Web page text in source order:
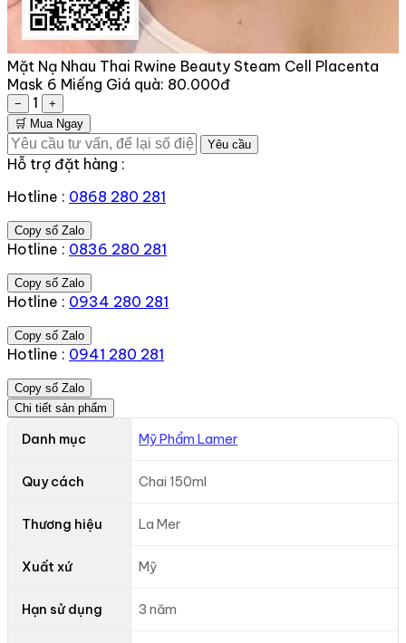
Mặt Nạ Nhau Thai Rwine Beauty Steam Cell Placenta
Mask 6 Miếng Giá quà: 80.000đ
− 1
+
🛒 Mua Ngay
Yêu cầu
Hỗ trợ đặt hàng :
Hotline : 0868 280 281
Copy số Zalo
Hotline : 0836 280 281
Copy số Zalo
Hotline : 0934 280 281
Copy số Zalo
Hotline : 0941 280 281
Copy số Zalo
Chi tiết sản phẩm
Danh mục Mỹ Phẩm Lamer
Quy cách Chai 150ml
Thương hiệu La Mer
Xuất xứ Mỹ
Hạn sử dụng 3 năm